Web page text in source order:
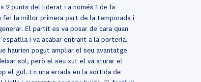
2 punts del liderat i a només 1 de la
la millor primera part de la temporada i
El partit es va posar de cara quan
i va acabar entrant a la porteria.
haurien pogut ampliar el seu avantatge
sol, però el seu xut el va aturar el
el gol. En una errada en la sortida de